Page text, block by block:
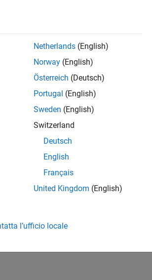
Netherlands (English)
Norway (English)
Österreich (Deutsch)
Portugal (English)
Sweden (English)
Switzerland
Deutsch
English
Français
United Kingdom (English)
l’ufficio locale